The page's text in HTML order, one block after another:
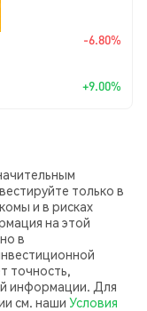
-6.80%
+9.00%
только в
и в рисках
на этой
в
точность,
информации. Для
см. наши Условия